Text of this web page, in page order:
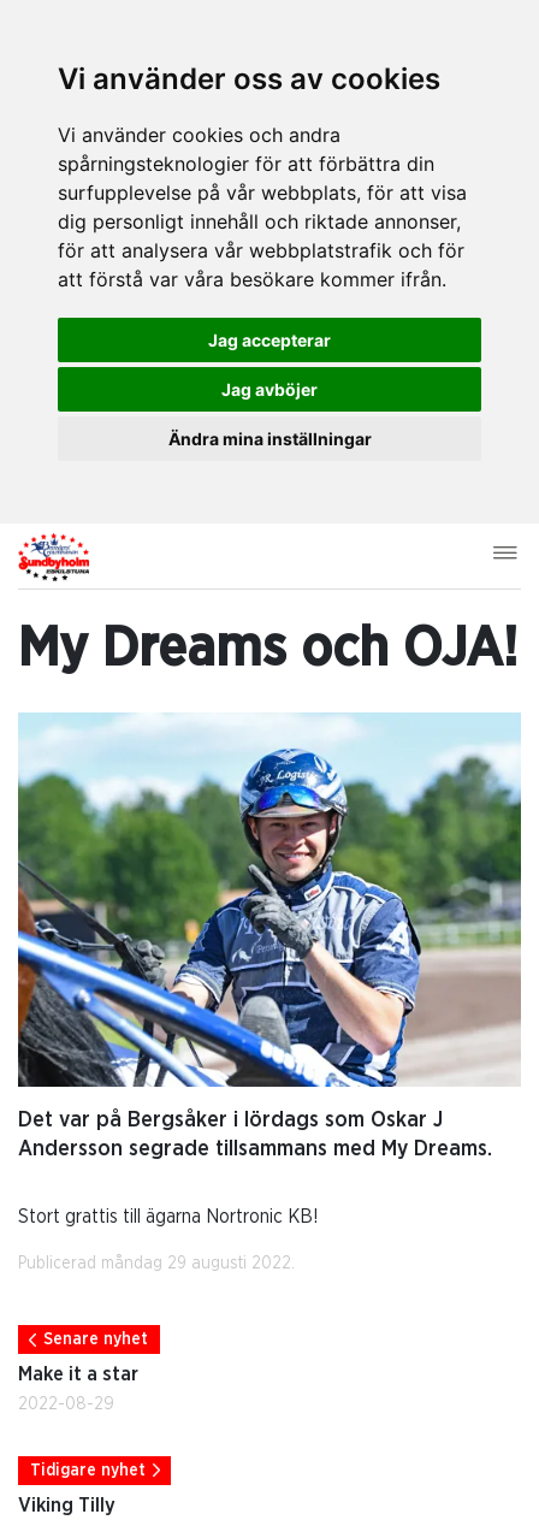
Vi använder oss av cookies
Vi använder cookies och andra
spårningsteknologier för att förbättra din
surfupplevelse på vår webbplats, för att visa
dig personligt innehåll och riktade annonser,
för att analysera vår webbplatstrafik och för
att förstå var våra besökare kommer ifrån.
Jag accepterar
Jag avböjer
Ändra mina inställningar
My Dreams och OJA!
Det var på Bergsåker i lördags som Oskar J
Andersson segrade tillsammans med My Dreams.
Stort grattis till ägarna Nortronic KB!
Publicerad måndag 29 augusti 2022.
Senare nyhet
Make it a star
2022-08-29
Tidigare nyhet
Viking Tilly